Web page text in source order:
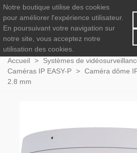
Accueil > Systèmes de
Caméras IP EASY-P > Caméra dôme
2.8 mm
Notre boutique utilise des cookies
pour améliorer l'expérience utilisateur.
En poursuivant votre navigation sur
notre site, vous acceptez notre
utilisation des cookies.